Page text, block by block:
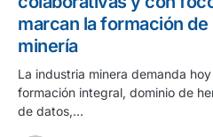
marcan la formación
minería
La industria minera demanda
formación integral, dominio de
de datos,…